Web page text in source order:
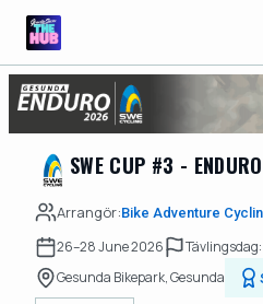
SWE CUP #3 -
Arrangör:Bike Adventure
26–28 June 2026
Gesunda Bikepark, Gesunda